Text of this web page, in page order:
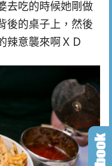
去吃的時候她剛做
後的桌子上，然後
辣意襲來啊ＸＤ